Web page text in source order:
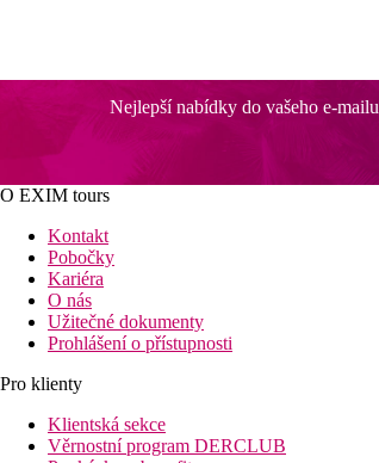
Nejlepší nabídky do vašeho e-mailu
O EXIM tours
Kontakt
Pobočky
Kariéra
O nás
Užitečné dokumenty
Prohlášení o přístupnosti
Pro klienty
Klientská sekce
Věrnostní program DERCLUB